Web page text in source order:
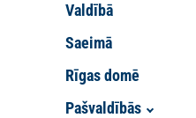
Valdībā
Saeimā
Rīgas domē
Pašvaldībās